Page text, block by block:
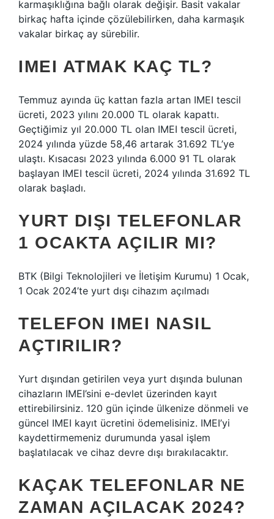
karmaşıklığına bağlı olarak değişir. Basit vakalar
birkaç hafta içinde çözülebilirken, daha karmaşık
vakalar birkaç ay sürebilir.
IMEI ATMAK KAÇ TL?
Temmuz ayında üç kattan fazla artan IMEI tescil
ücreti, 2023 yılını 20.000 TL olarak kapattı.
Geçtiğimiz yıl 20.000 TL olan IMEI tescil ücreti,
2024 yılında yüzde 58,46 artarak 31.692 TL’ye
ulaştı. Kısacası 2023 yılında 6.000 91 TL olarak
başlayan IMEI tescil ücreti, 2024 yılında 31.692 TL
olarak başladı.
YURT DIŞI TELEFONLAR
1 OCAKTA AÇILIR MI?
BTK (Bilgi Teknolojileri ve İletişim Kurumu) 1 Ocak,
1 Ocak 2024’te yurt dışı cihazım açılmadı
TELEFON IMEI NASIL
AÇTIRILIR?
Yurt dışından getirilen veya yurt dışında bulunan
cihazların IMEI’sini e-devlet üzerinden kayıt
ettirebilirsiniz. 120 gün içinde ülkenize dönmeli ve
güncel IMEI kayıt ücretini ödemelisiniz. IMEI’yi
kaydettirmemeniz durumunda yasal işlem
başlatılacak ve cihaz devre dışı bırakılacaktır.
KAÇAK TELEFONLAR NE
ZAMAN AÇILACAK 2024?